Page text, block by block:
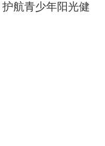
航青少年阳光健